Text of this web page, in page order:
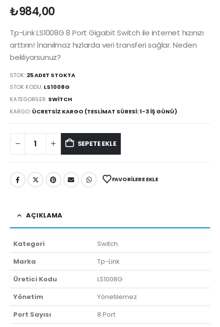
₺984,00
Tp-Link LS1008G 8 Port Gigabit Switch ile internet hızınızı
arttırın! İnanılmaz hızlarda veri transferi sağlar. Neden
bekliyorsunuz?
STOK: 25 ADET STOKTA
STOK KODU: LS1008G
KATEGORILER: SWITCH
KARGO: ÜCRETSIZ KARGO (TESLIMAT SÜRESI: 1-3 İŞ GÜNÜ)
SEPETE EKLE
FAVORILERE EKLE
AÇIKLAMA
Kategori
Switch
Marka
Tp-Link
Üretici Kodu
LS1008G
Yönetim
Yönetilemez
Port Sayısı
8 Port